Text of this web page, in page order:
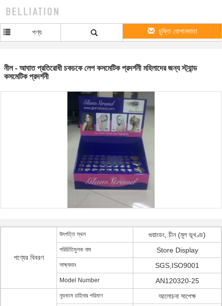
পণ্য চুক্তি যোগানদাতা
নীল - আঘাত প্রতিরোধী চকচকে লেপ কসমেটিক প্রদর্শনী মহিলাদের জন্য স্ট্যান্ড
কসমেটিক প্রদর্শনী
পণ্যের বিবরণ
উৎপত্তি স্থল গুয়াংডং, চীন (মূল ভূখণ্ড)
পরিচিতিমুলক নাম Store Display
সাক্ষ্যদান SGS,ISO9001
Model Number AN120320-25
ন্যূনতম চাহিদার পরিমাণ আলোচনা সাপেক্ষ